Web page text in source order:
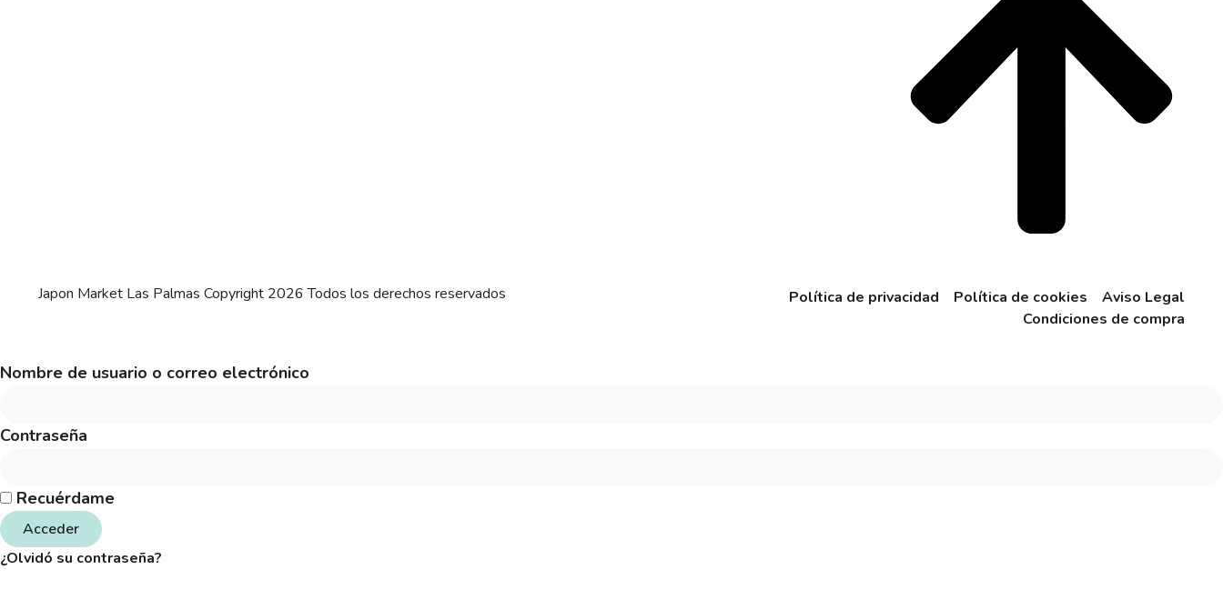
Japon Market Las Palmas Copyright 2026 Todos los derechos reservados Política de privacidad Política de cookies
Aviso Legal
Condiciones de compra
Nombre de usuario o correo electrónico
Contraseña
Recuérdame
Acceder
¿Olvidó su contraseña?